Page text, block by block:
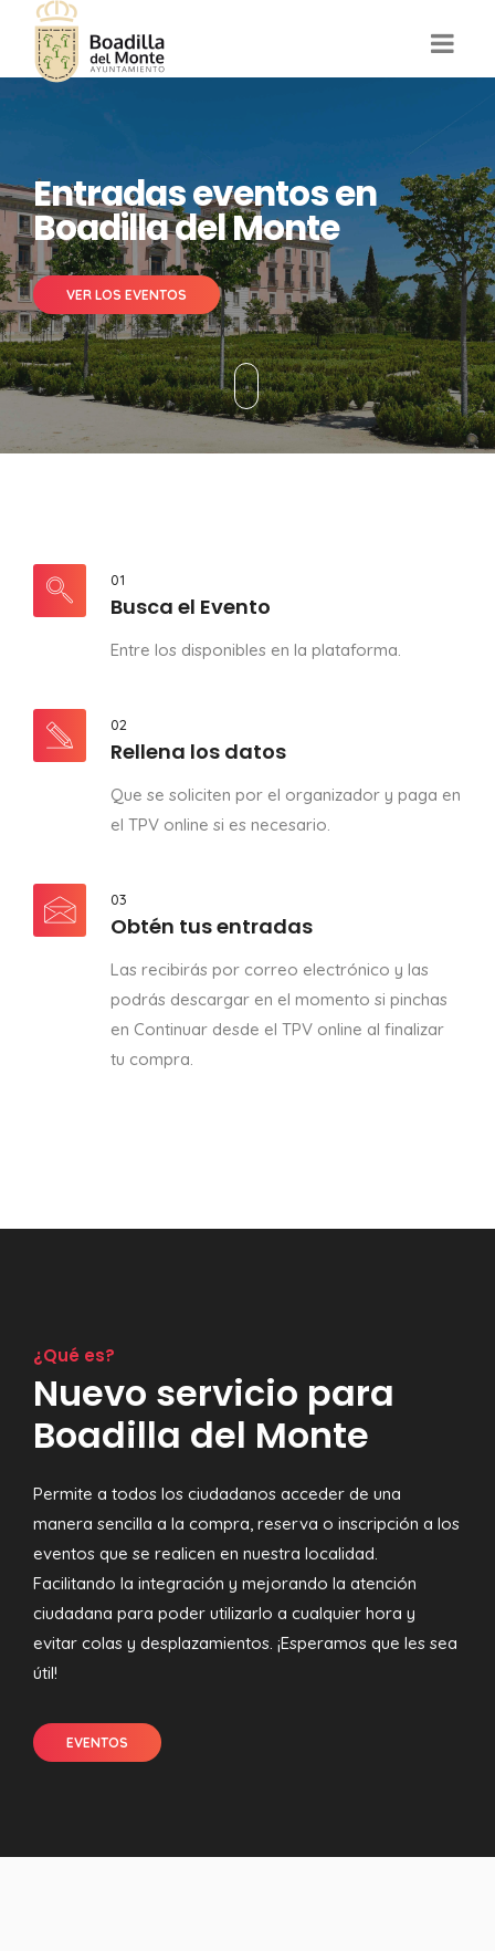
Entradas eventos en
Boadilla del Monte
VER LOS EVENTOS
01
Busca el Evento
Entre los disponibles en la plataforma.
02
Rellena los datos
Que se soliciten por el organizador y paga en
el TPV online si es necesario.
03
Obtén tus entradas
Las recibirás por correo electrónico y las
podrás descargar en el momento si pinchas
en Continuar desde el TPV online al finalizar
tu compra.
¿Qué es?
Nuevo servicio para
Boadilla del Monte
Permite a todos los ciudadanos acceder de una
manera sencilla a la compra, reserva o inscripción a los
eventos que se realicen en nuestra localidad.
Facilitando la integración y mejorando la atención
ciudadana para poder utilizarlo a cualquier hora y
evitar colas y desplazamientos. ¡Esperamos que les sea
útil!
EVENTOS